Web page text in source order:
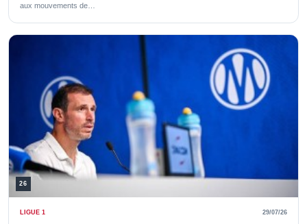
aux mouvements de…
26
LIGUE 1 29/07/26